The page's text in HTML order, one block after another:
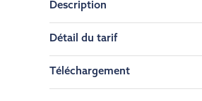
Description
Détail du tarif
Téléchargement